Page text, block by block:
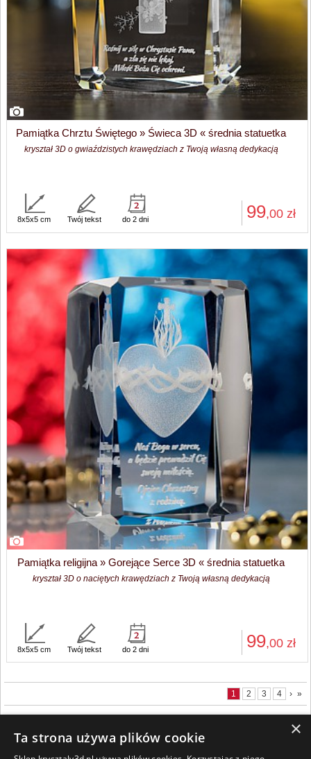
Pamiątka Chrztu Świętego » Świeca 3D « średnia statuetka
kryształ 3D o gwiaździstych krawędziach z Twoją własną dedykacją
99,00 zł
8x5x5 cm Twój tekst do 2 dni
Pamiątka religijna » Gorejące Serce 3D « średnia statuetka
kryształ 3D o naciętych krawędziach z Twoją własną dedykacją
99,00 zł
8x5x5 cm Twój tekst do 2 dni
1 2 3 4 › »
×
Ta strona używa plików cookie